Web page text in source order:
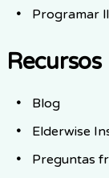
Programar
Recursos
Blog
Elderwise
Preguntas